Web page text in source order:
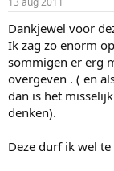
Dankjewel voor
Ik zag zo enorm
sommigen er erg
overgeven . ( en
dan is het
denken).
Deze durf ik wel